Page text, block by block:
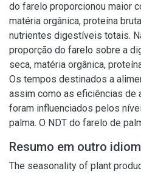
do farelo proporcionou maior
matéria orgânica, proteína
nutrientes digestíveis totais.
proporção do farelo sobre a
seca, matéria orgânica,
Os tempos destinados a
assim como as eficiências de
foram influenciados pelos
palma. O NDT do farelo de
Resumo em outro
The seasonality of plant